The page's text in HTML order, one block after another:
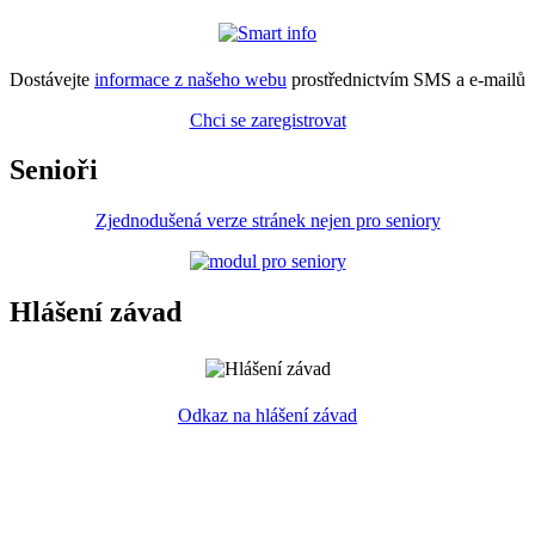
Dostávejte informace z našeho webu prostřednictvím SMS a e-mailů
Chci se zaregistrovat
Senioři
Zjednodušená verze stránek nejen pro seniory
Hlášení závad
Odkaz na hlášení závad